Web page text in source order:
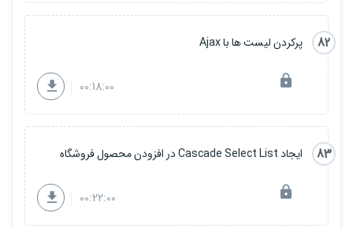
82 پرکردن لیست ها با Ajax
00:18:00
83 ایجاد Cascade Select List در افزودن محصول فروشگاه
00:22:00